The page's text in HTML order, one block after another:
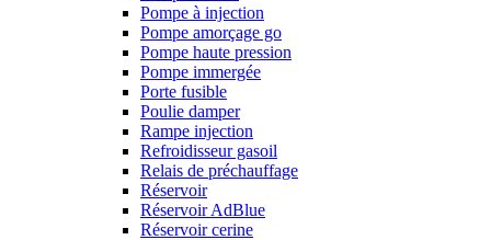
Pompe à injection
Pompe amorçage go
Pompe haute pression
Pompe immergée
Porte fusible
Poulie damper
Rampe injection
Refroidisseur gasoil
Relais de préchauffage
Réservoir
Réservoir AdBlue
Réservoir cerine